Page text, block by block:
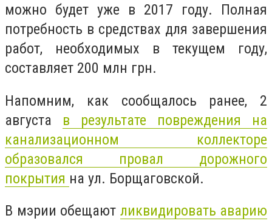
можно будет уже в 2017 году. Полная
потребность в средствах для завершения
работ, необходимых в текущем году,
составляет 200 млн грн.
Напомним, как сообщалось ранее, 2
августа в результате повреждения на
канализационном коллекторе
образовался провал дорожного
покрытия на ул. Борщаговской.
В мэрии обещают ликвидировать аварию